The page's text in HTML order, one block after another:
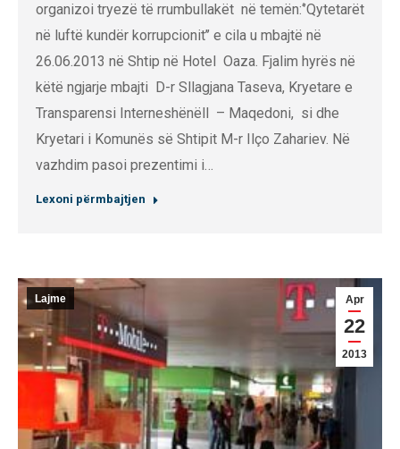
organizoi tryezë të rrumbullakët në temën:‘’Qytetarët
në luftë kundër korrupcionit’’ e cila u mbajtë në
26.06.2013 në Shtip në Hotel Oaza. Fjalim hyrës në
këtë ngjarje mbajti D-r Sllagjana Taseva, Kryetare e
Transparensi Interneshënëll – Maqedoni, si dhe
Kryetari i Komunës së Shtipit M-r Ilço Zahariev. Në
vazhdim pasoi prezentimi i…
Lexoni përmbajtjen
Apr
22
2013
Lajme